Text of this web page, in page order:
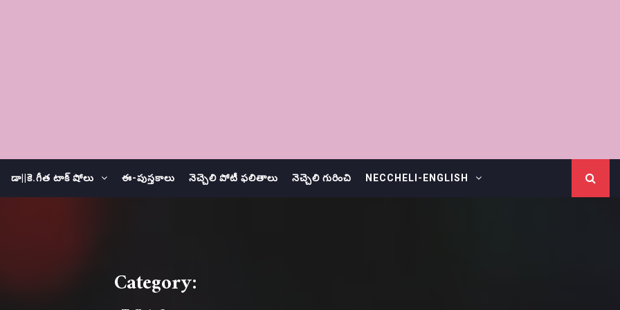
డా||కె.గీత టాక్ షోలు ఈ-పుస్తకాలు నెచ్చెలి పోటీ ఫలితాలు నెచ్చెలి గురించి NECCHELI-ENGLISH
Category: